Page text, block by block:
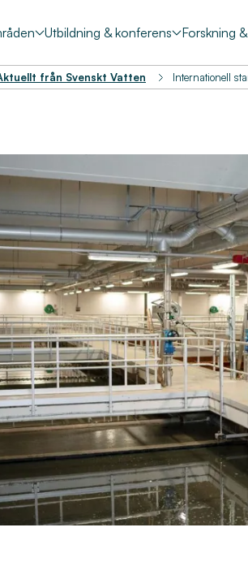
Utbildning & konferens Forskning
från Svenskt Vatten Internationell